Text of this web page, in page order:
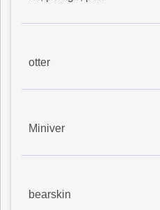
otter
Miniver
bearskin